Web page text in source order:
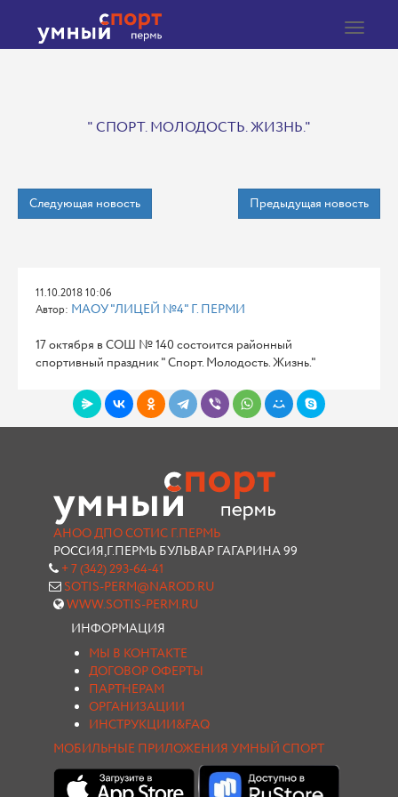
Toggle
" СПОРТ. МОЛОДОСТЬ. ЖИЗНЬ."
Следующая новость Предыдущая новость
11.10.2018 10:06
Автор: МАОУ "ЛИЦЕЙ №4" Г. ПЕРМИ
17 октября в СОШ № 140 состоится районный
спортивный праздник " Спорт. Молодость. Жизнь."
АНОО ДПО СОТИС Г.ПЕРМЬ
РОССИЯ,Г.ПЕРМЬ БУЛЬВАР ГАГАРИНА 99
+ 7 (342) 293-64-41
SOTIS-PERM@NAROD.RU
WWW.SOTIS-PERM.RU
ИНФОРМАЦИЯ
МЫ В КОНТАКТЕ
ДОГОВОР ОФЕРТЫ
ПАРТНЕРАМ
ОРГАНИЗАЦИИ
ИНСТРУКЦИИ&FAQ
МОБИЛЬНЫЕ ПРИЛОЖЕНИЯ УМНЫЙ СПОРТ